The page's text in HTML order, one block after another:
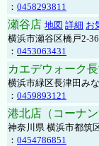
： 0458293811
瀬谷店 地図 詳細 お
横浜市瀬谷区橋戸2-
： 0453063431
カエデウォーク
横浜市緑区長津田み
： 0459893121
港北店（コーナン
神奈川県 横浜市都筑
： 0454786851